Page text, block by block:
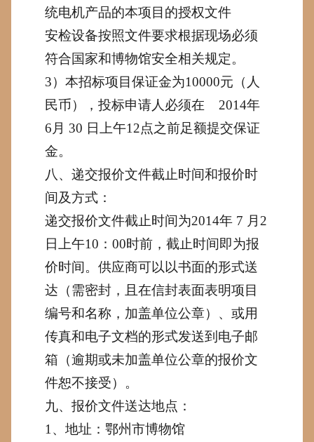
统电机产品的本项目的授权文件
安检设备按照文件要求根据现场必须
符合国家和博物馆安全相关规定。
3）本招标项目保证金为10000元（人
民币），投标申请人必须在
2014年
6 月 30 日上午12点之前足额提交保证
金。
八、递交报价文件截止时间和报价时
间及方式：
递交报价文件截止时间为2014年 7 月 2
日上午10 ： 00时前，截止时间即为报
价时间。供应商可以以书面的形式送
达（需密封，且在信封表面表明项目
编号和名称，加盖单位公章）、或用
传真和电子文档的形式发送到电子邮
箱（逾期或未加盖单位公章的报价文
件恕不接受）。
九、报价文件送达地点：
1 、地址：鄂州市博物馆